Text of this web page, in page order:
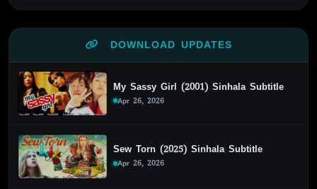
DOWNLOAD UPDATES
My Sassy Girl (2001) Sinhala Subtitle
Apr 26, 2026
Sew Torn (2025) Sinhala Subtitle
Apr 26, 2026